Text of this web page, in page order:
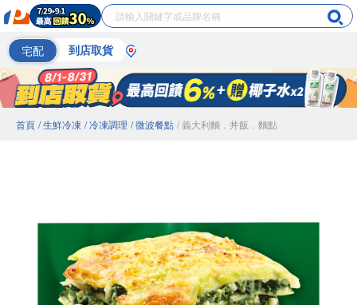
宅配 到店取貨
首頁 / 生鮮冷凍 / 冷凍調理 / 微波餐點 / 義大利麵．丼飯．麵點